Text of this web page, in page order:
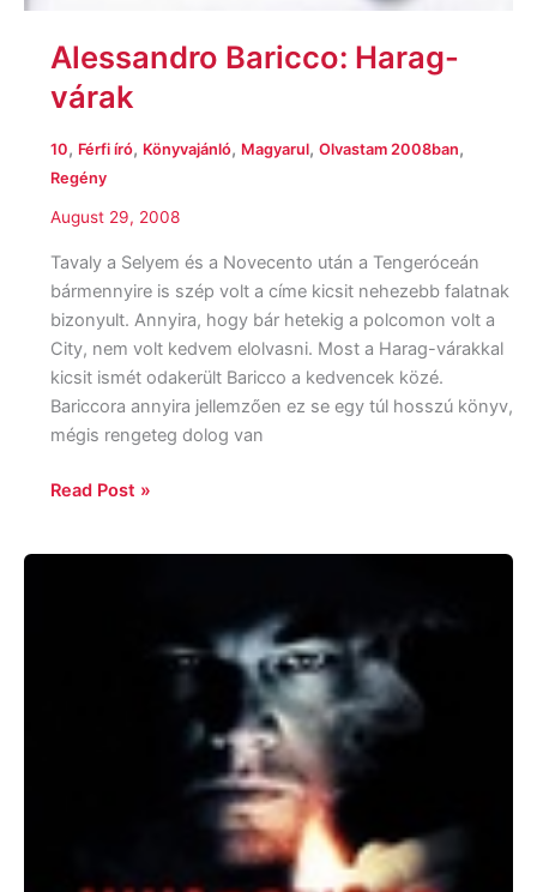
Alessandro Baricco: Harag-
várak
10, Férfi író, Könyvajánló, Magyarul, Olvastam 2008ban,
Regény
August 29, 2008
Tavaly a Selyem és a Novecento után a Tengeróceán
bármennyire is szép volt a címe kicsit nehezebb falatnak
bizonyult. Annyira, hogy bár hetekig a polcomon volt a
City, nem volt kedvem elolvasni. Most a Harag-várakkal
kicsit ismét odakerült Baricco a kedvencek közé.
Bariccora annyira jellemzően ez se egy túl hosszú könyv,
mégis rengeteg dolog van
Read Post »